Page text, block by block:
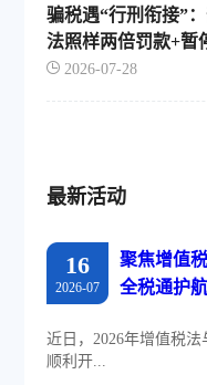
骗税遇“行刑衔接”
法照样两倍罚款+暂
2026-07-28
最新活动
16
2026-07
聚焦增值
全税通护
近日，2026年增值税
顺利开...